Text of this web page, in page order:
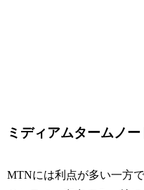
ミディアムタームノ
MTNには利点が多い一方